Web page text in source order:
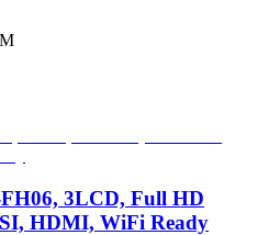
3LCD, Full HD
HDMI, WiFi Ready